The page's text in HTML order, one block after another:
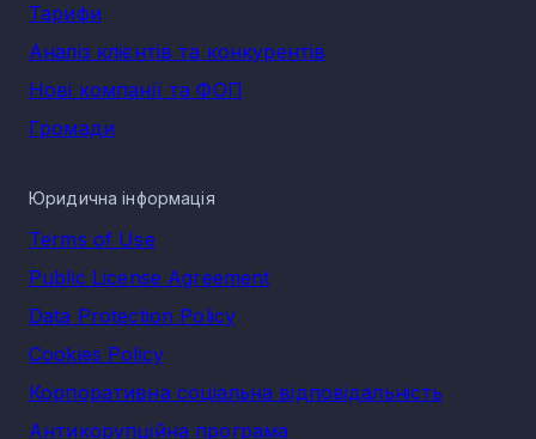
Тарифи
Аналіз клієнтів та конкурентів
Нові компанії та ФОП
Громади
Юридична інформація
Terms of Use
Public License Agreement
Data Protection Policy
Cookies Policy
Корпоративна соціальна відповідальність
Антикорупційна програма